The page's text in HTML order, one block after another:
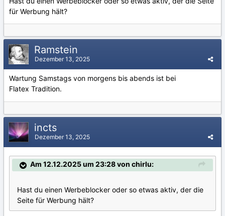
für Werbung hält?
Ramstein
Dezember 13, 2025
Wartung Samstags von morgens bis abends ist bei
Flatex Tradition.
incts
Dezember 13, 2025
Am 12.12.2025 um 23:28 von chirlu:
Hast du einen Werbeblocker oder so etwas aktiv, der die
Seite für Werbung hält?